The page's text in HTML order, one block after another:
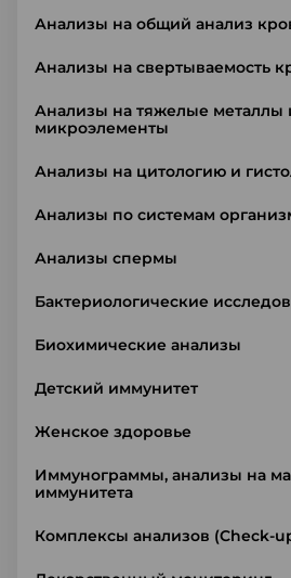
Анализы на общий анализ
Анализы на свертываемость
Анализы на тяжелые металлы
микроэлементы
Анализы на цитологию и
Анализы по системам
Анализы спермы
Бактериологические
Биохимические анализы
Детский иммунитет
Женское здоровье
Иммунограммы, анализы на
иммунитета
Комплексы анализов (Check-